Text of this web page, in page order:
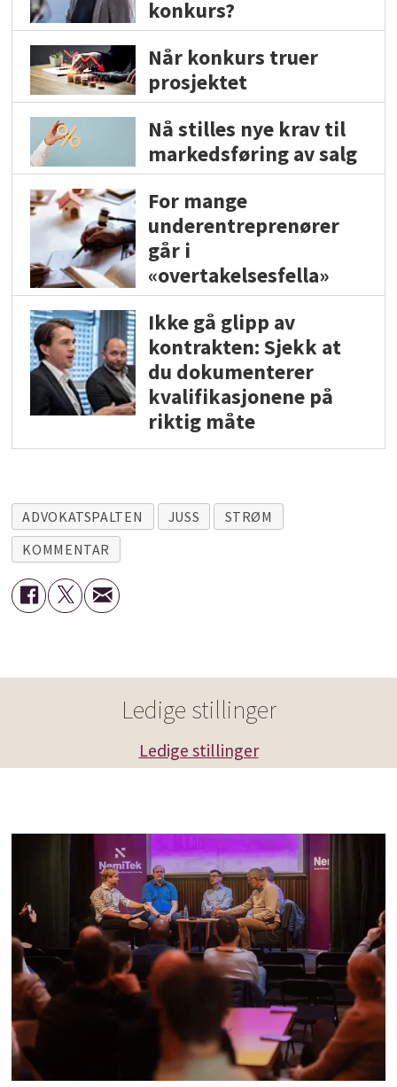
konkurs?
Når konkurs truer
prosjektet
Nå stilles nye krav til
markedsføring av salg
For mange
underentreprenører
går i
«overtakelsesfella»
Ikke gå glipp av
kontrakten: Sjekk at
du dokumenterer
kvalifikasjonene på
riktig måte
ADVOKATSPALTEN JUSS
STRØM
KOMMENTAR
Ledige stillinger
Ledige stillinger